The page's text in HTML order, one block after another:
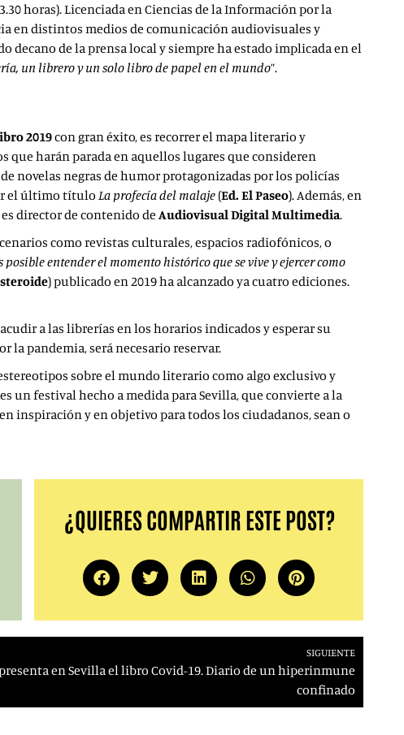
horas). Licenciada en Ciencias de la Información por la
en distintos medios de comunicación audiovisuales y
decano de la prensa local y siempre ha estado implicada en el
un librero y un solo libro de papel en el mundo”.
2019con gran éxito, es recorrer el mapa literario y
que harán parada en aquellos lugares que consideren
novelas negras de humor protagonizadas por los policías
el último títuloLa profecía del malaje (Ed. El Paseo). Además, en
es director de contenido deAudiovisual Digital Multimedia.
como revistas culturales, espacios radiofónicos, o
entender el momento histórico que se vive y ejercer como
) publicado en 2019 ha alcanzado ya cuatro ediciones.
a las librerías en los horarios indicados y esperar su
la pandemia, será necesario reservar.
sobre el mundo literario como algo exclusivo y
es un festival hecho a medida para Sevilla, que convierte a la
inspiración y en objetivo para todos los ciudadanos, sean o
¿QUIERES COMPARTIR ESTE POST?
SIGUIENTE
en Sevilla el libro Covid-19. Diario de un hiperinmune
confinado